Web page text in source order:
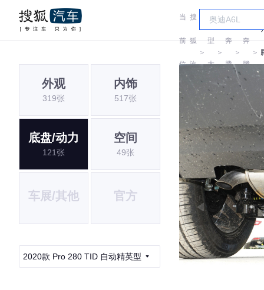
当
前
位
搜
狐
汽
＞
车
型
大
全
＞
奔
腾
＞
奔
腾
＞
外观
319张
内饰
517张
底盘/动力
121张
空间
49张
车展/其他 官方
2020款 Pro 280 TID 自动精英型